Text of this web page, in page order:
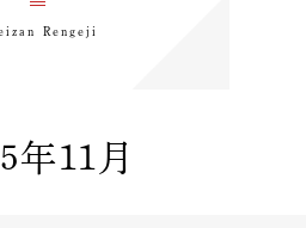
Rengeji
年11月